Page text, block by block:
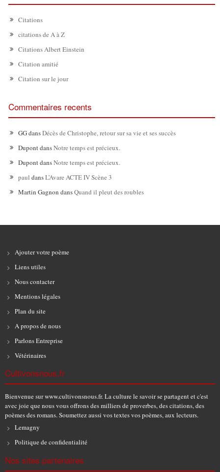
Citations
citations de A à Z
Citations Albert Einstein
Citation amitié
Citation sur le jour
Commentaires recents
GGdansDécès de Christophe, retour sur sa vie et ses succès
DupontdansNotre temps est précieux.
DupontdansNotre temps est précieux.
paul dansL’Avare ACTE IV Scène 3
Martin Gagnon dansQuand il pleut des roubles
Ajouter votre poème
Liens utiles
Nous contacter
Mentions légales
Plan du site
A propos de nous
Parlons Entreprise
Vétérinaires
Cultivonsnous.fr
Bienvenue sur www.cultivonsnous.fr. La culture le savoir se partagent et c'est
avec joie que nous vous offrons des milliers de proverbes, des citations, des
poèmes des romans. Soumettez aussi vos textes vos poèmes, aux lecteurs.
Lemagny
Politique de confidentialité
Nos sites partenaires